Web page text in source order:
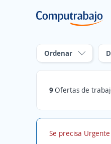
Ordenar
9 Ofertas de trabajo de
Se precisa Urgente